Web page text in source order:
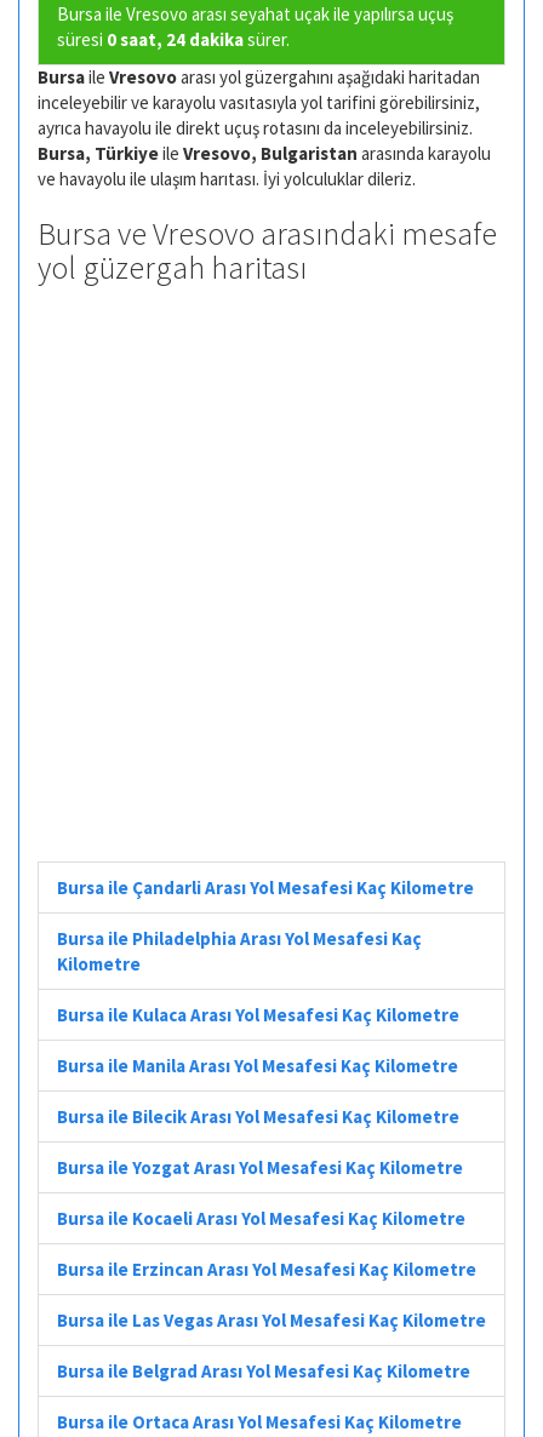
Bursa ile Vresovo arası seyahat uçak ile yapılırsa uçuş
süresi 0 saat, 24 dakikasürer.
Bursaile Vresovoarası yol güzergahını aşağıdaki haritadan
inceleyebilir ve karayolu vasıtasıyla yol tarifini görebilirsiniz,
ayrıca havayolu ile direkt uçuş rotasını da inceleyebilirsiniz.
Bursa, Türkiyeile Vresovo, Bulgaristan arasında karayolu
ve havayolu ile ulaşım harıtası. İyi yolculuklar dileriz.
Bursa ve Vresovo arasındaki mesafe
yol güzergah haritası
Bursa ile Çandarli Arası Yol Mesafesi Kaç Kilometre
Bursa ile Philadelphia Arası Yol Mesafesi Kaç
Kilometre
Bursa ile Kulaca Arası Yol Mesafesi Kaç Kilometre
Bursa ile Manila Arası Yol Mesafesi Kaç Kilometre
Bursa ile Bilecik Arası Yol Mesafesi Kaç Kilometre
Bursa ile Yozgat Arası Yol Mesafesi Kaç Kilometre
Bursa ile Kocaeli Arası Yol Mesafesi Kaç Kilometre
Bursa ile Erzincan Arası Yol Mesafesi Kaç Kilometre
Bursa ile Las Vegas Arası Yol Mesafesi Kaç Kilometre
Bursa ile Belgrad Arası Yol Mesafesi Kaç Kilometre
Bursa ile Ortaca Arası Yol Mesafesi Kaç Kilometre